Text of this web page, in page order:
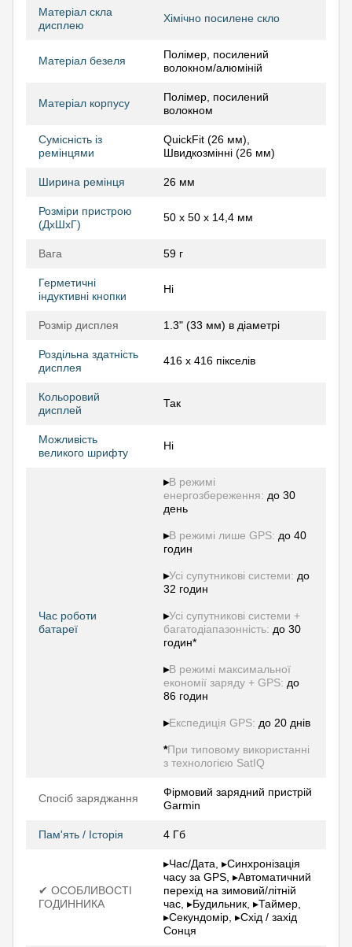
Матеріал скла
дисплею
Хімічно посилене скло
Матеріал безеля
Полімер, посилений
волокном/алюміній
Матеріал корпусу
Полімер, посилений
волокном
Сумісність із
ремінцями
QuickFit (26 мм),
Швидкозмінні (26 мм)
Ширина ремінця 26 мм
Розміри пристрою
(ДхШхГ)
50 x 50 x 14,4 мм
Вага 59 г
Герметичні
індуктивні кнопки
Ні
Розмір дисплея 1.3" (33 мм) в діаметрі
Роздільна здатність
дисплея
416 х 416 пікселів
Кольоровий
дисплей
Так
Можливість
великого шрифту
Ні
Час роботи
батареї
▸В режимі
енергозбереження: до 30
день
▸В режимі лише GPS: до 40
годин
▸Усі супутникові системи: до
32 годин
▸Усі супутникові системи +
багатодіапазонність: до 30
годин*
▸В режимі максимальної
економії заряду + GPS: до
86 годин
▸Експедиція GPS: до 20 днів
*При типовому використанні
з технологією SatIQ
Спосіб заряджання
Фірмовий зарядний пристрій
Garmin
Пам'ять / Історія 4 Гб
✔ ОСОБЛИВОСТІ
ГОДИННИКА
▸Час/Дата, ▸Синхронізація
часу за GPS, ▸Автоматичний
перехід на зимовий/літній
час, ▸Будильник, ▸Таймер,
▸Секундомір, ▸Схід / захід
Сонця